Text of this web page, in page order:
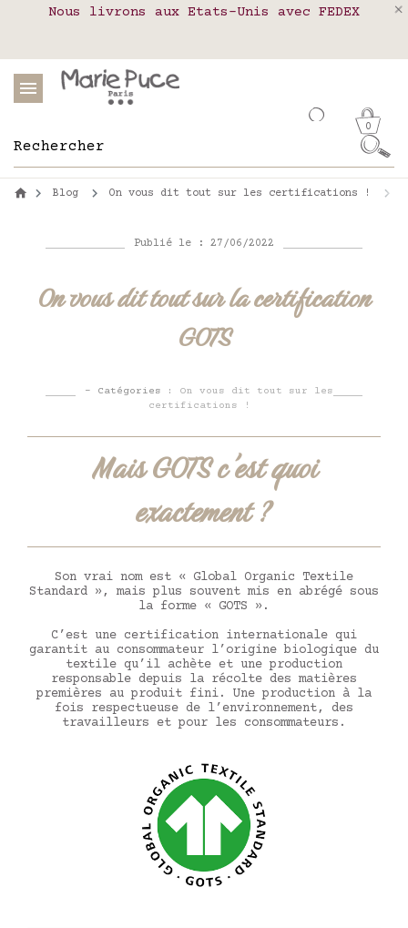
Notre site part en vacances !
Nous livrons aux Etats-Unis avec FEDEX
Livraison en relais colis en France,
0
Blog On vous dit tout sur les certifications !
Publié le : 27/06/2022
On vous dit tout sur la certification
GOTS
- Catégories : On vous dit tout sur les
certifications !
Mais GOTS c'est quoi
exactement ?
Son vrai nom est « Global Organic Textile
Standard », mais plus souvent mis en abrégé sous
la forme « GOTS ».
C’est une certification internationale qui
garantit au consommateur l’origine biologique du
textile qu’il achète et une production
responsable depuis la récolte des matières
premières au produit fini. Une production à la
fois respectueuse de l’environnement, des
travailleurs et pour les consommateurs.